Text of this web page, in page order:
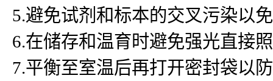
5.避免试剂和标本的交叉污染以
6.在储存和温育时避免强光直接
7.平衡至室温后再打开密封袋以